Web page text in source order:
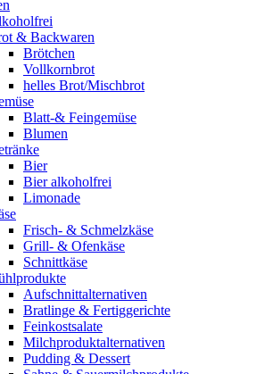
& Backwaren
Brötchen
Vollkornbrot
helles Brot/Mischbrot
Blatt-& Feingemüse
Blumen
Bier
Bier alkoholfrei
Limonade
Frisch- & Schmelzkäse
Grill- & Ofenkäse
Schnittkäse
Aufschnittalternativen
Bratlinge & Fertiggerichte
Feinkostsalate
Milchproduktalternativen
Pudding & Dessert